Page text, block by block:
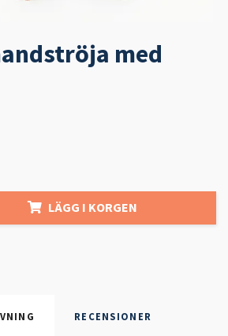
med
LÄGG I KORGEN
RECENSIONER